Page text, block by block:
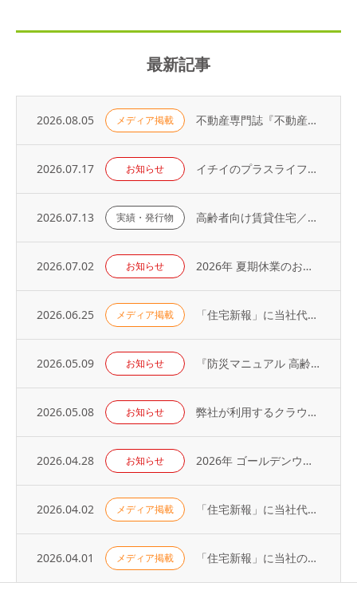
最新記事
2026.08.05 メディア掲載 不動産専門誌『不動産コンサルティングプラス』に弊社代表・荻野の寄稿記事が掲載されました
2026.07.17 お知らせ イチイのプラスライフサービス「 オーナーアプリ」導入のお知らせ
2026.07.13 実績・発行物 高齢者向け賃貸住宅／取り扱い戸数（2026年）
2026.07.02 お知らせ 2026年 夏期休業のお知らせ
2026.06.25 メディア掲載 「住宅新報」に当社代表の取材記事が掲載されました（2026年6月23日号）
2026.05.09 お知らせ 『防災マニュアル 高齢入居者・外国人入居者対応編』当社代表が制作に協力
2026.05.08 お知らせ 弊社が利用するクラウドサービスへの不正アクセス発生に関するお知らせとお詫び
2026.04.28 お知らせ 2026年 ゴールデンウィーク休業のお知らせ
2026.04.02 メディア掲載 「住宅新報」に当社代表の取材記事が掲載されました（2026年3月31日号）
2026.04.01 メディア掲載 「住宅新報」に当社の取り組みが掲載されました（2026年3月24日号）